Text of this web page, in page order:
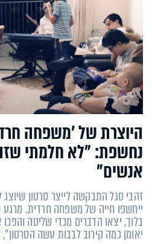
היוצרת של ’משפחה
נחשפת: "לא חלמתי שזה
אנשים"
זהבי סגל התבקשה לייצר סרטון שיוצג
ייחשפו חייה של משפחה חרדית.
בלוך, יצאו הדברים מכדי שליטה
יאומן כמה קירוב לבבות עשה